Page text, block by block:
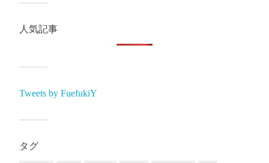
人気記事
Tweets by FuefukiY
タグ